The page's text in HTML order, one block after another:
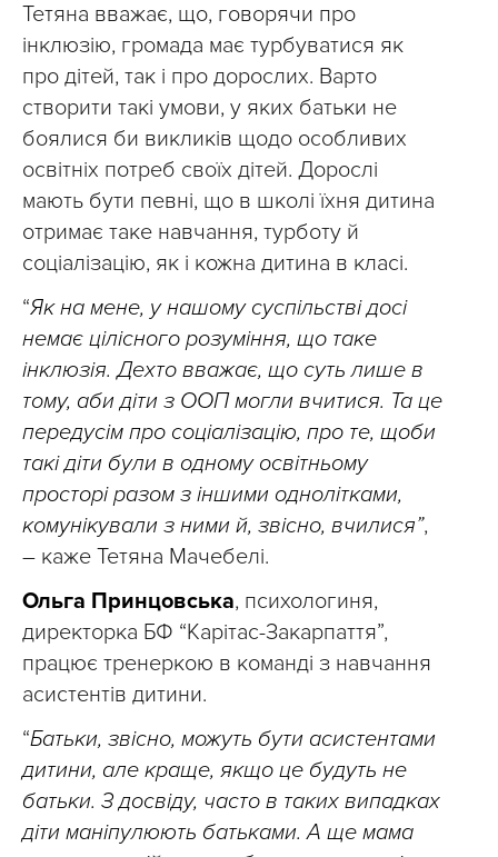
Тетяна вважає, що, говорячи про
інклюзію, громада має турбуватися як
про дітей, так і про дорослих. Варто
створити такі умови, у яких батьки не
боялися би викликів щодо особливих
освітніх потреб своїх дітей. Дорослі
мають бути певні, що в школі їхня дитина
отримає таке навчання, турботу й
соціалізацію, як і кожна дитина в класі.
“Як на мене, у нашому суспільстві досі
немає цілісного розуміння, що таке
інклюзія. Дехто вважає, що суть лише в
тому, аби діти з ООП могли вчитися. Та це
передусім про соціалізацію, про те, щоби
такі діти були в одному освітньому
просторі разом з іншими однолітками,
комунікували з ними й, звісно, вчилися”,
– каже Тетяна Мачебелі.
Ольга Принцовська, психологиня,
директорка БФ “Карітас-Закарпаття”,
працює тренеркою в команді з навчання
асистентів дитини.
“Батьки, звісно, можуть бути асистентами
дитини, але краще, якщо це будуть не
батьки. З досвіду, часто в таких випадках
діти маніпулюють батьками. А ще мама